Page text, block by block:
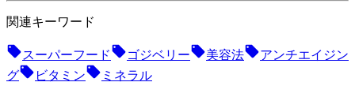
関連キーワード
スーパーフード ゴジベリー 美容法
アンチエイジン
グ
ビタミン ミネラル